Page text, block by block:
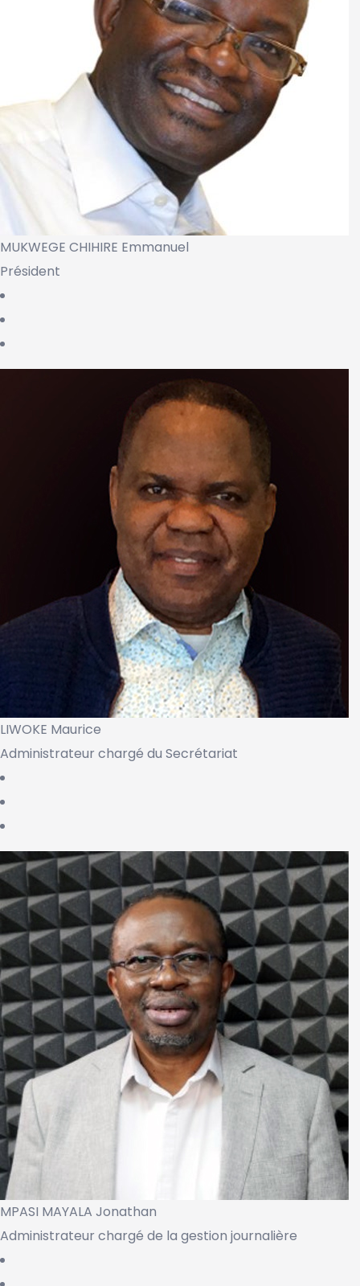
MUKWEGE CHIHIRE Emmanuel
Président
LIWOKE Maurice
Administrateur chargé du Secrétariat
MPASI MAYALA Jonathan
Administrateur chargé de la gestion journalière